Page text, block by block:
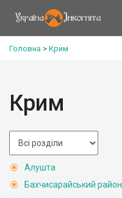
Головна > Крим
Крим
Алушта
Бахчисарайський район